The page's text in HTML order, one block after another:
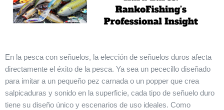
En la pesca con señuelos, la elección de señuelos duros afecta
directamente el éxito de la pesca. Ya sea un pececillo diseñado
para imitar a un pequeño pez carnada o un popper que crea
salpicaduras y sonido en la superficie, cada tipo de señuelo duro
tiene su diseño único y escenarios de uso ideales. Como